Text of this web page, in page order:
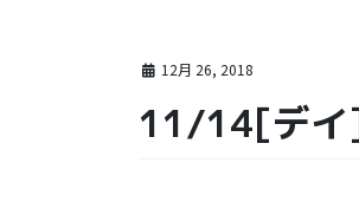
12月 26, 2018
11/14[デイ